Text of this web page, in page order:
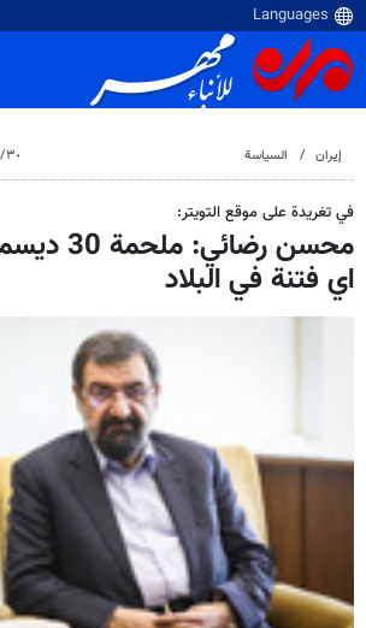
إيران السياسة ٣٠‏/١٢‏/٢٠١٧، ٥:١١ م
في تغريدة على موقع التويتر:
محسن
اي فتنة في البلاد